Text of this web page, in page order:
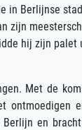
in Berlijnse
zijn
hij zijn
Met de
en